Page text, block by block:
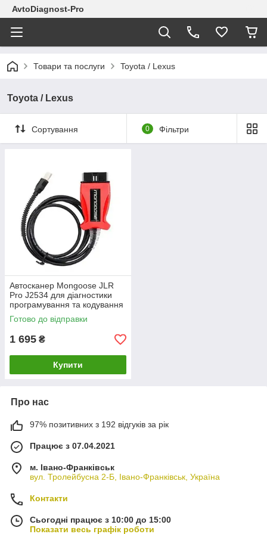
AvtoDiagnost-Pro
Товари та послуги Toyota / Lexus
Toyota / Lexus
Сортування 0 Фільтри
Автосканер Mongoose JLR
Pro J2534 для діагностики
програмування та кодування
Готово до відправки
1 695 ₴
Купити
Про нас
97% позитивних з 192 відгуків за рік
Працює з 07.04.2021
м. Івано-Франківськ
вул. Тролейбусна 2-Б, Івано-Франківськ, Україна
Контакти
Сьогодні працює з 10:00 до 15:00
Показати весь графік роботи